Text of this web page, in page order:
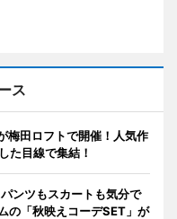
ス
梅田ロフトで開催！人気作
た目線で集結！
ンツもスカートも気分で
の「秋映えコーデSET」が